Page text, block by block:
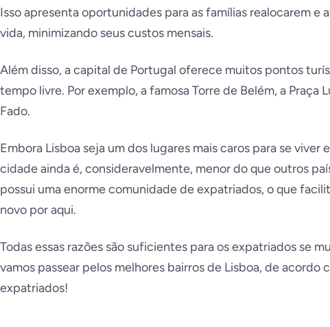
Isso apresenta oportunidades para as famílias realocarem e
vida, minimizando seus custos mensais.
Além disso, a capital de Portugal oferece muitos pontos
tempo livre. Por exemplo, a famosa Torre de Belém, a Praça
Fado.
Embora Lisboa seja um dos lugares mais caros para se viver
cidade ainda é, consideravelmente, menor do que outros
possui uma enorme comunidade de expatriados, o que
novo por aqui.
Todas essas razões são suficientes para os expatriados se
vamos passear pelos melhores bairros de Lisboa, de acordo
expatriados!